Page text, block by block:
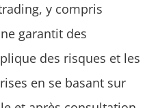
y compris
garantit des
des risques et les
en se basant sur